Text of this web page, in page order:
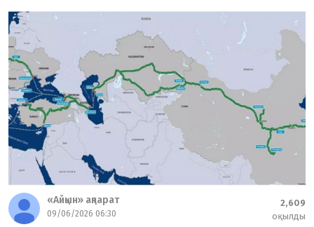
«Айқын» ақпарат
09/06/2026 06:30
2,609
оқылды